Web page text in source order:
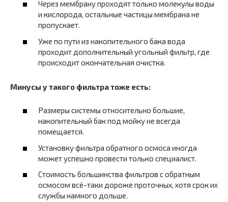
Через мембрану проходят только молекулы воды
и кислорода, остальные частицы мембрана не
пропускает.
Уже по пути из накопительного бака вода
проходит дополнительный угольный фильтр, где
происходит окончательная очистка.
Минусы у такого фильтра тоже есть:
Размеры системы относительно большие,
накопительный бак под мойку не всегда
помещается.
Установку фильтра обратного осмоса иногда
может успешно провести только специалист.
Стоимость большинства фильтров с обратным
осмосом всё-таки дороже проточных, хотя срок их
службы намного дольше.